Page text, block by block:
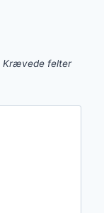
Krævede felter